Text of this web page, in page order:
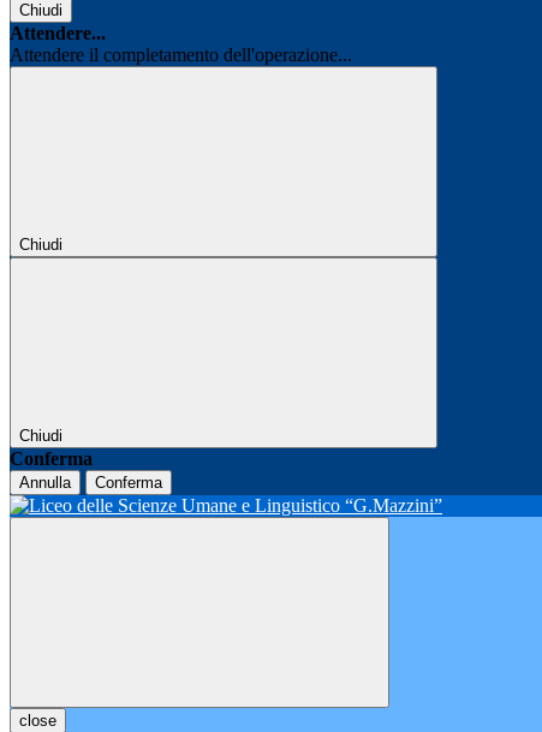
Chiudi
Attendere...
Attendere il completamento dell'operazione...
Chiudi
Chiudi
Conferma
Annulla Conferma
close